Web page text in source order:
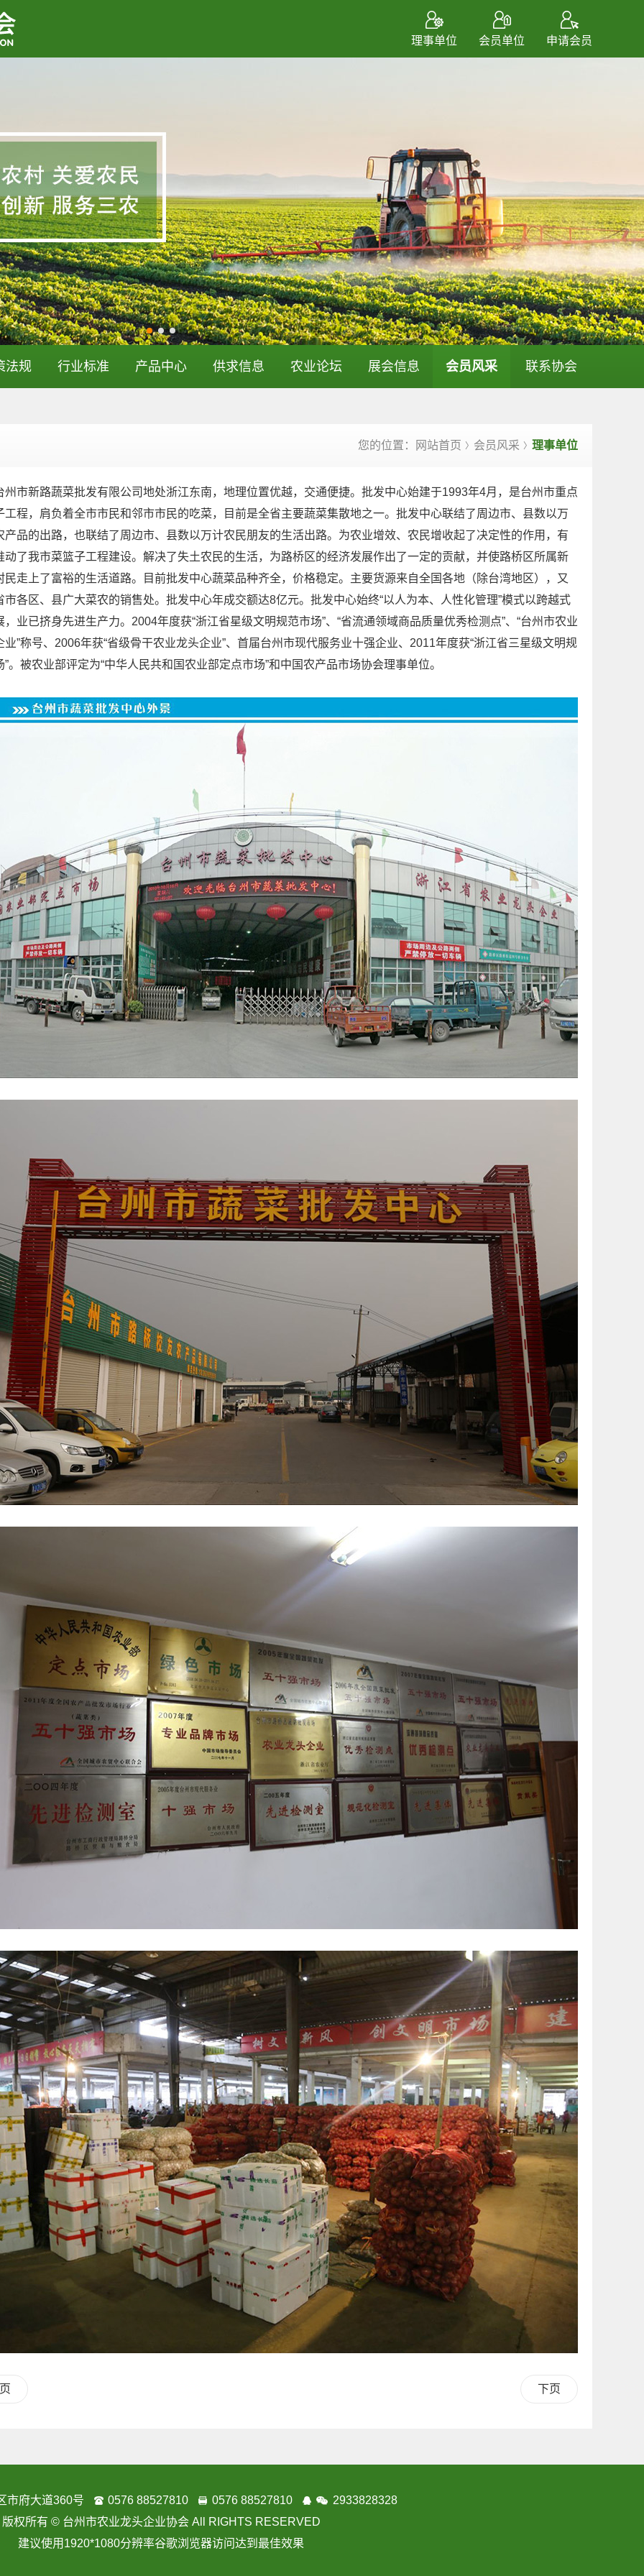
理事单位 会员单位 申请会员
法规 行业标准 产品中心 供求信息 农业论坛 展会信息 会员风采 联系协会
您的位置：网站首页 〉 会员风采 〉 理事单位
新路蔬菜批发有限公司地处浙江东南，地理位置优越，交通便捷。批发中心始建于1993年4月，是台州市重点
工程，肩负着全市市民和邻市市民的吃菜，目前是全省主要蔬菜集散地之一。批发中心联结了周边市、县数以万
产品的出路，也联结了周边市、县数以万计农民朋友的生活出路。为农业增效、农民增收起了决定性的作用，有
动了我市菜篮子工程建设。解决了失土农民的生活，为路桥区的经济发展作出了一定的贡献，并使路桥区所属新
民走上了富裕的生活道路。目前批发中心蔬菜品种齐全，价格稳定。主要货源来自全国各地（除台湾地区），又
市各区、县广大菜农的销售处。批发中心年成交额达8亿元。批发中心始终“以人为本、人性化管理”模式以跨越式
，业已挤身先进生产力。2004年度获“浙江省星级文明规范市场”、“省流通领域商品质量优秀检测点”、“台州市农业
业”称号、2006年获“省级骨干农业龙头企业”、首届台州市现代服务业十强企业、2011年度获“浙江省三星级文明规
”。被农业部评定为“中华人民共和国农业部定点市场”和中国农产品市场协会理事单位。
下页
市府大道360号 0576 88527810 0576 88527810
2933828328
版权所有 © 台州市农业龙头企业协会 All RIGHTS RESERVED
建议使用 1920*1080分辨率谷歌浏览器访问达到最佳效果